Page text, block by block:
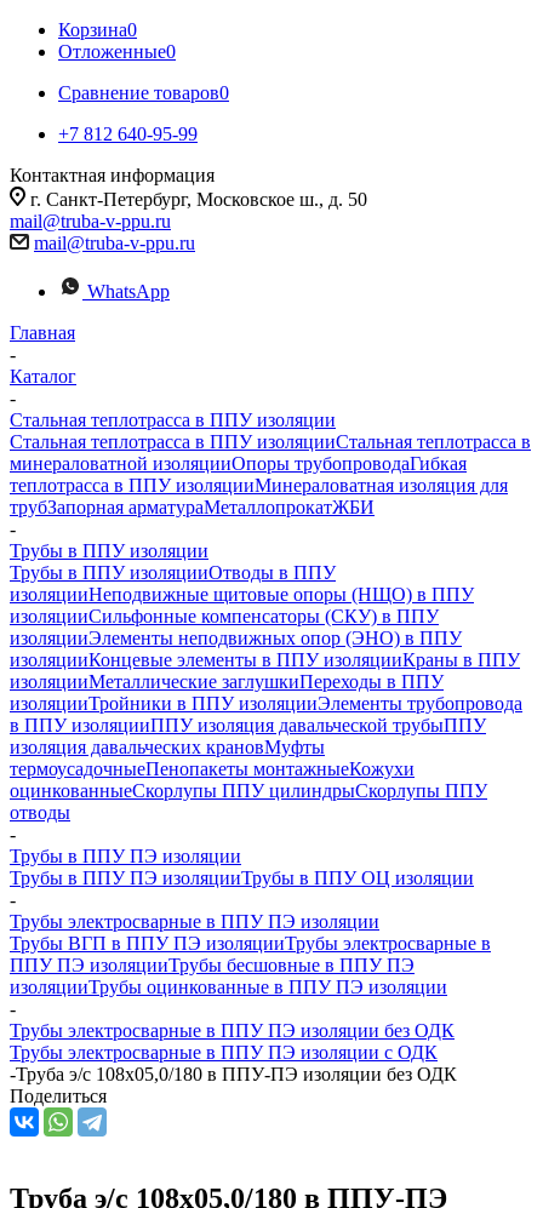
Корзина0
Отложенные0
Сравнение товаров0
+7 812 640-95-99
Контактная информация
г. Санкт-Петербург, Московское ш., д. 50
mail@truba-v-ppu.ru
mail@truba-v-ppu.ru
WhatsApp
Главная
-
Каталог
-
Стальная теплотрасса в ППУ изоляции
Стальная теплотрасса в ППУ изоляцииСтальная теплотрасса в
минераловатной изоляцииОпоры трубопроводаГибкая
теплотрасса в ППУ изоляцииМинераловатная изоляция для
трубЗапорная арматураМеталлопрокатЖБИ
-
Трубы в ППУ изоляции
Трубы в ППУ изоляцииОтводы в ППУ
изоляцииНеподвижные щитовые опоры (НЩО) в ППУ
изоляцииCильфонные компенсаторы (СКУ) в ППУ
изоляцииЭлементы неподвижных опор (ЭНО) в ППУ
изоляцииКонцевые элементы в ППУ изоляцииКраны в ППУ
изоляцииМеталлические заглушкиПереходы в ППУ
изоляцииТройники в ППУ изоляцииЭлементы трубопровода
в ППУ изоляцииППУ изоляция давальческой трубыППУ
изоляция давальческих крановМуфты
термоусадочныеПенопакеты монтажныеКожухи
оцинкованныеСкорлупы ППУ цилиндрыСкорлупы ППУ
отводы
-
Трубы в ППУ ПЭ изоляции
Трубы в ППУ ПЭ изоляцииТрубы в ППУ ОЦ изоляции
-
Трубы электросварные в ППУ ПЭ изоляции
Трубы ВГП в ППУ ПЭ изоляцииТрубы электросварные в
ППУ ПЭ изоляцииТрубы бесшовные в ППУ ПЭ
изоляцииТрубы оцинкованные в ППУ ПЭ изоляции
-
Трубы электросварные в ППУ ПЭ изоляции без ОДК
Трубы электросварные в ППУ ПЭ изоляции с ОДК
-Труба э/с 108х05,0/180 в ППУ-ПЭ изоляции без ОДК
Поделиться
Труба э/с 108х05,0/180 в ППУ-ПЭ